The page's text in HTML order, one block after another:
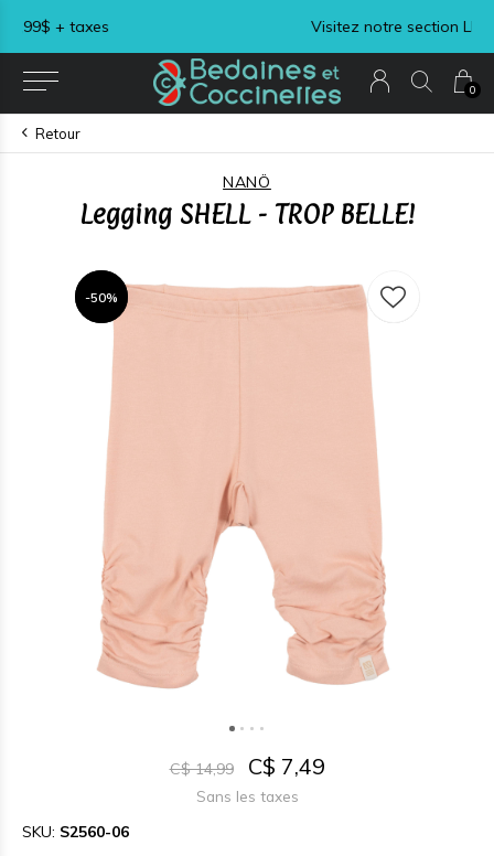
0
Visitez notre section LIQUIDATION !
Retour
NANÖ
Legging SHELL - TROP BELLE!
-50%
-50%
C$ 14,99 C$ 7,49
Sans les taxes
SKU: S2560-06